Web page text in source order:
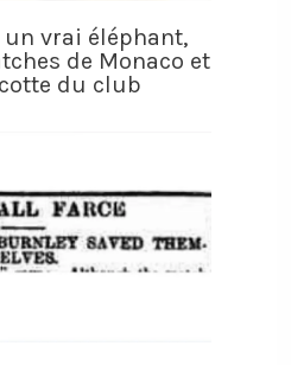
un vrai éléphant,
de Monaco et
du club